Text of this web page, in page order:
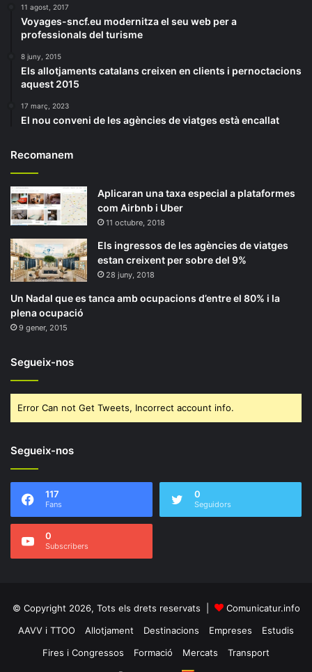
11 agost, 2017
Voyages-sncf.eu modernitza el seu web per a
professionals del turisme
8 juny, 2015
Els allotjaments catalans creixen en clients i pernoctacions
aquest 2015
17 març, 2023
El nou conveni de les agències de viatges està encallat
Recomanem
Aplicaran una taxa especial a plataformes
com Airbnb i Uber
11 octubre, 2018
Els ingressos de les agències de viatges
estan creixent per sobre del 9%
28 juny, 2018
Un Nadal que es tanca amb ocupacions d’entre el 80% i la
plena ocupació
9 gener, 2015
Segueix-nos
Error Can not Get Tweets, Incorrect account info.
Segueix-nos
117
Fans
0
Seguidors
0
Subscribers
© Copyright 2026, Tots els drets reservats |
Comunicatur.info
AAVV i TTOO
Allotjament Destinacions Empreses
Estudis
Fires i Congressos
Formació Mercats
Transport